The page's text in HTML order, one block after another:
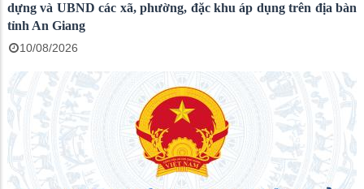
dựng và UBND các xã, phường, đặc khu áp dụng trên địa bàn
tỉnh An Giang
10/08/2026